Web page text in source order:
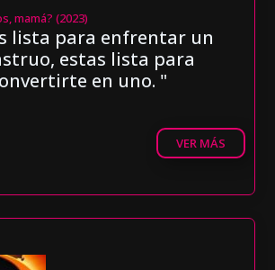
mamá? (2023)
lista para enfrentar un
estas lista para
en uno. "
VER MÁS